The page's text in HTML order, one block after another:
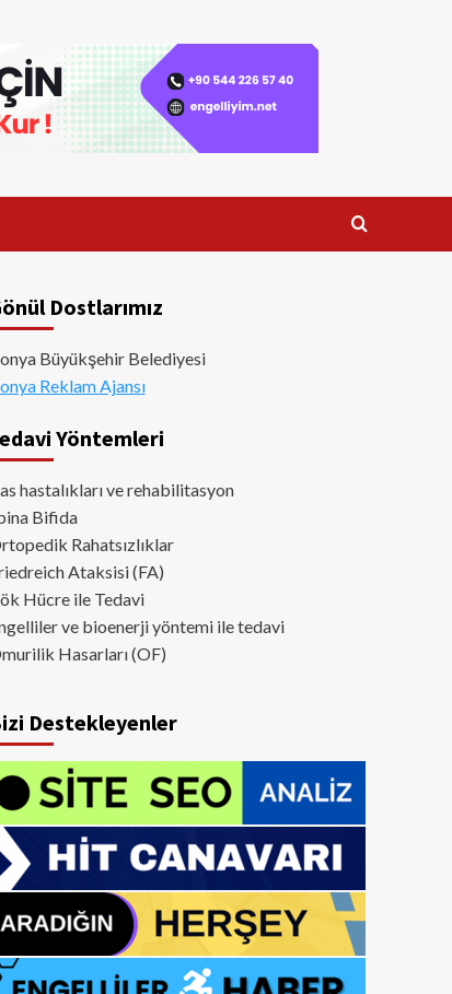
Dostlarımız
Büyükşehir Belediyesi
Reklam Ajansı
Yöntemleri
hastalıkları ve rehabilitasyon
Bifida
Rahatsızlıklar
Ataksisi (FA)
Hücre ile Tedavi
ve bioenerji yöntemi ile tedavi
Hasarları (OF)
Destekleyenler